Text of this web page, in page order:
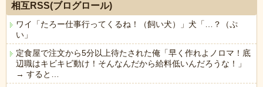
相互RSS(ブログロール)
ワイ「たろー仕事行ってくるね！（飼い犬）」犬「…？（ぷ
い」
定食屋で注文から5分以上待たされた俺「早く作れよノロマ！底
辺職はキビキビ動け！そんなんだから給料低いんだろうな！」
→ すると…